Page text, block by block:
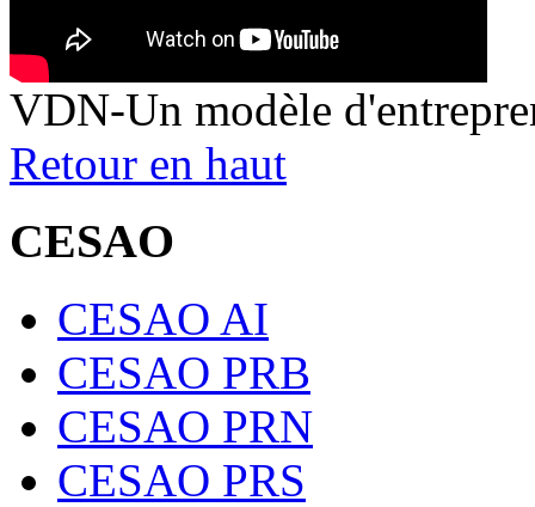
VDN-Un modèle
Retour en haut
CESAO
CESAO AI
CESAO PRB
CESAO PRN
CESAO PRS